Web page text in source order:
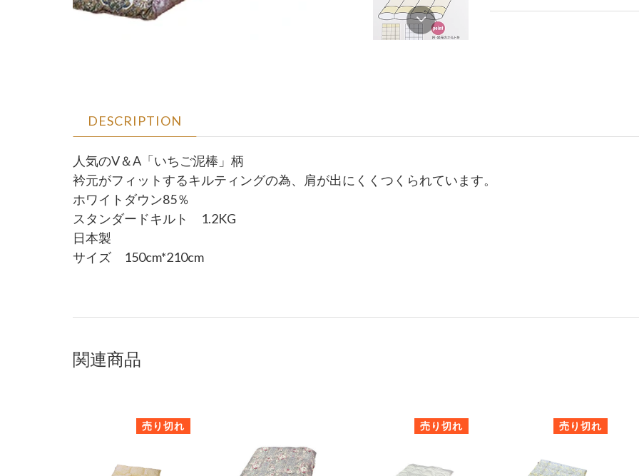
DESCRIPTION
人気のV＆A「いちご泥棒」柄
衿元がフィットするキルティングの為、肩が出にくくつくられています。
ホワイトダウン85％
スタンダードキルト 1.2KG
日本製
サイズ 150cm*210cm
関連商品
売り切れ 売り切れ 売り切れ